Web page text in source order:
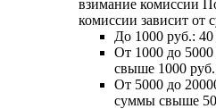
взимание комиссии
комиссии зависит от
До 1000 руб.:
От 1000 до
свыше 1000
От 5000 до
суммы свыше